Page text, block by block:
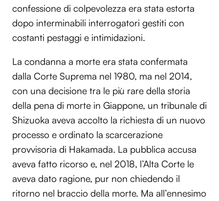
confessione di colpevolezza era stata estorta
dopo interminabili interrogatori gestiti con
costanti pestaggi e intimidazioni.
La condanna a morte era stata confermata
dalla Corte Suprema nel 1980, ma nel 2014,
con una decisione tra le più rare della storia
della pena di morte in Giappone, un tribunale di
Shizuoka aveva accolto la richiesta di un nuovo
processo e ordinato la scarcerazione
provvisoria di Hakamada. La pubblica accusa
aveva fatto ricorso e, nel 2018, l’Alta Corte le
aveva dato ragione, pur non chiedendo il
ritorno nel braccio della morte. Ma all’ennesimo